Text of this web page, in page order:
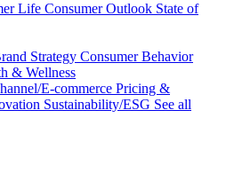
Life Consumer Outlook State of
Strategy Consumer Behavior
& Wellness
E-commerce Pricing &
Sustainability/ESG See all